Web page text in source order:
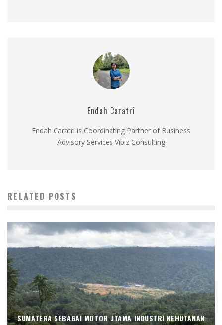
Endah Caratri
Endah Caratri is Coordinating Partner of Business
Advisory Services Vibiz Consulting
RELATED POSTS
SUMATERA SEBAGAI MOTOR UTAMA INDUSTRI KEHUTANAN